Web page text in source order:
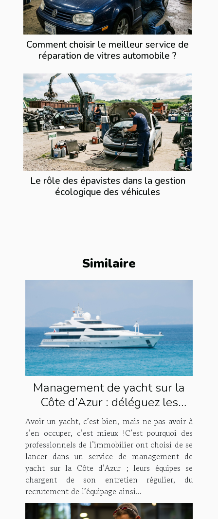
Comment choisir le meilleur service de
réparation de vitres automobile ?
Le rôle des épavistes dans la gestion
écologique des véhicules
Similaire
Management de yacht sur la
Côte d’Azur : déléguez les
tâches à Houses & Fleets !
Avoir un yacht, c’est bien, mais ne pas avoir à
s’en occuper, c’est mieux !C’est pourquoi des
professionnels de l’immobilier ont choisi de se
lancer dans un service de management de
yacht sur la Côte d’Azur ; leurs équipes se
chargent de son entretien régulier, du
recrutement de l’équipage ainsi...